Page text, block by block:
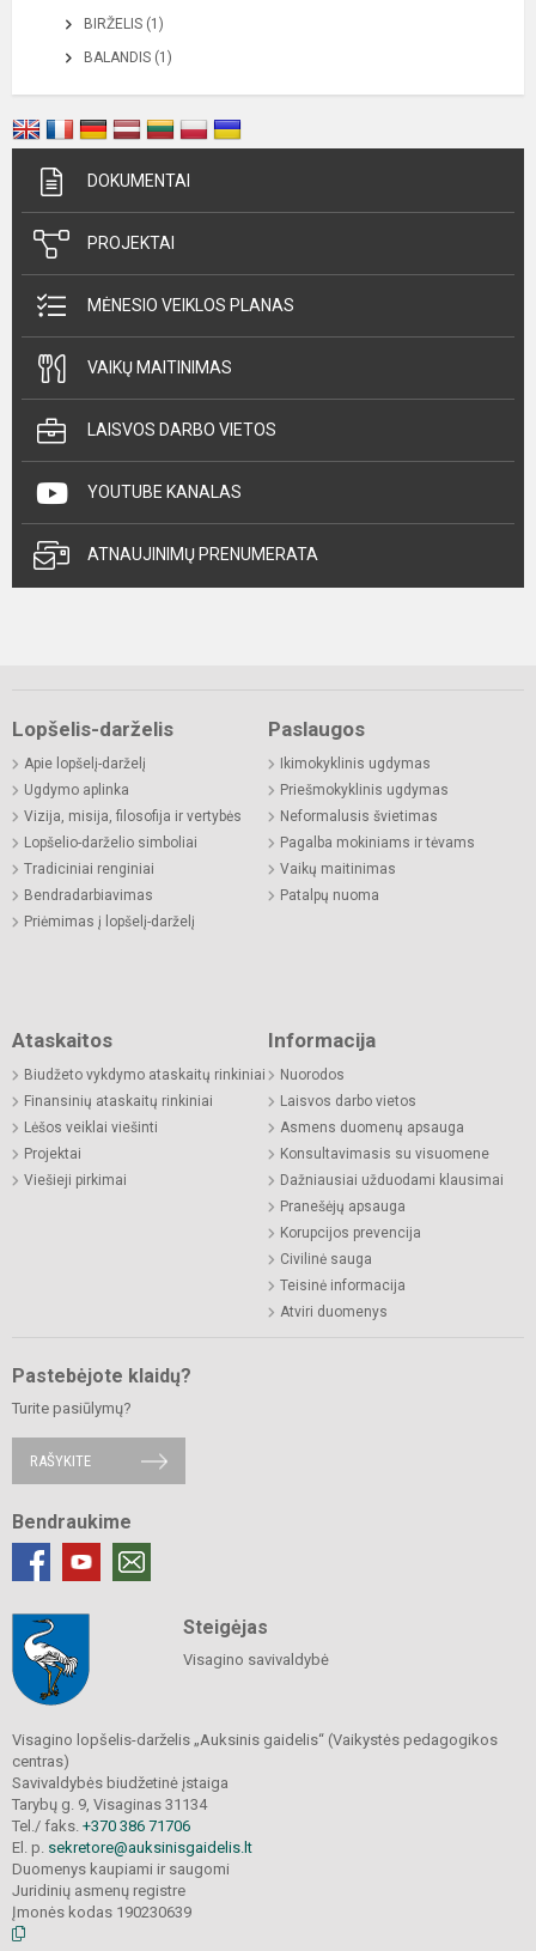
BIRŽELIS (1)
BALANDIS (1)
DOKUMENTAI
PROJEKTAI
MĖNESIO VEIKLOS PLANAS
VAIKŲ MAITINIMAS
LAISVOS DARBO VIETOS
YOUTUBE KANALAS
ATNAUJINIMŲ PRENUMERATA
Lopšelis-darželis
Apie lopšelį-darželį
Ugdymo aplinka
Vizija, misija, filosofija ir vertybės
Lopšelio-darželio simboliai
Tradiciniai renginiai
Bendradarbiavimas
Priėmimas į lopšelį-darželį
Paslaugos
Ikimokyklinis ugdymas
Priešmokyklinis ugdymas
Neformalusis švietimas
Pagalba mokiniams ir tėvams
Vaikų maitinimas
Patalpų nuoma
Ataskaitos
Biudžeto vykdymo ataskaitų rinkiniai
Finansinių ataskaitų rinkiniai
Lėšos veiklai viešinti
Projektai
Viešieji pirkimai
Informacija
Nuorodos
Laisvos darbo vietos
Asmens duomenų apsauga
Konsultavimasis su visuomene
Dažniausiai užduodami klausimai
Pranešėjų apsauga
Korupcijos prevencija
Civilinė sauga
Teisinė informacija
Atviri duomenys
Pastebėjote klaidų?
Turite pasiūlymų?
RAŠYKITE
Bendraukime
Steigėjas
Visagino savivaldybė
Visagino lopšelis-darželis „Auksinis gaidelis“ (Vaikystės pedagogikos
centras)
Savivaldybės biudžetinė įstaiga
Tarybų g. 9, Visaginas 31134
Tel./ faks. +370 386 71706
El. p. sekretore@auksinisgaidelis.lt
Duomenys kaupiami ir saugomi
Juridinių asmenų registre
Įmonės kodas 190230639